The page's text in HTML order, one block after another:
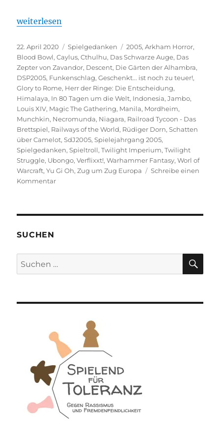
„Spielejahrgang 2005 – Ganz schwach?“
weiterlesen
Veröffentlicht
am
22. April 2020 Kategorien
Spielgedanken Schlagwörter
2005,Arkham Horror,
Blood Bowl,Caylus,Cthulhu, Das Schwarze Auge, Das
Zepter von Zavandor, Descent, Die Gärten der Alhambra,
DSP2005, Funkenschlag,Geschenkt... ist noch zu teuer!,
Glory to Rome, Herr der Ringe: Die Entscheidung,
Himalaya, In 80 Tagen um die Welt, Indonesia,Jambo,
Louis XIV, Magic The Gathering, Manila, Mordheim,
Munchkin, Necromunda, Niagara, Railroad Tycoon - Das
Brettspiel, Railways of the World, Rüdiger Dorn,Schatten
über Camelot,SdJ2005,Spielejahrgang 2005,
Spielgedanken,Spieltroll,Twilight Imperium,Twilight
Struggle, Ubongo,Verflixxt!,Warhammer Fantasy,Worl of
Warcraft,Yu Gi Oh,Zug um Zug Europa
Schreibe einen
Kommentarzu
SUCHEN
Suchen
nach: